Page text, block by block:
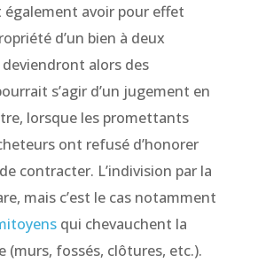
avoir pour effet
d’un bien à deux
alors des
s’agir d’un jugement en
lorsque les promettants
ont refusé d’honorer
contracter. L’indivision par la
mais c’est le cas notamment
qui chevauchent la
(murs, fossés, clôtures, etc.).